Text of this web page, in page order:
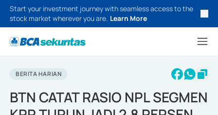
Start your investment journey with seamless access to the
stock market wherever you are. Learn More
BERITA HARIAN
BTN CATAT RASIO NPL SEGMEN